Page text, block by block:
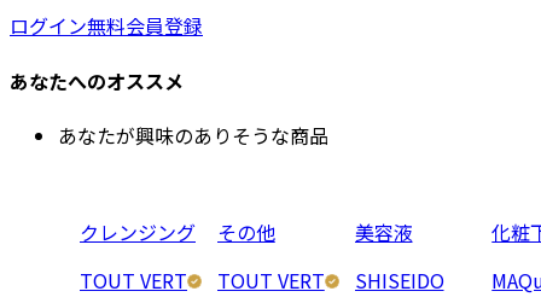
ログイン無料会員登録
あなたへのオススメ
あなたが興味のありそうな商品
クレンジング
TOUT VERT
その他
TOUT VERT
美容液
SHISEIDO
化粧